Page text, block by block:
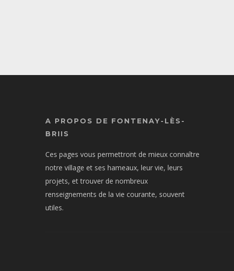
A PROPOS DE FONTENAY-LÈS-
BRIIS
Ces pages vous permettront de mieux connaître
notre village et ses hameaux, leur vie, leurs
projets, et trouver de nombreux
renseignements de la vie courante, souvent
utiles.